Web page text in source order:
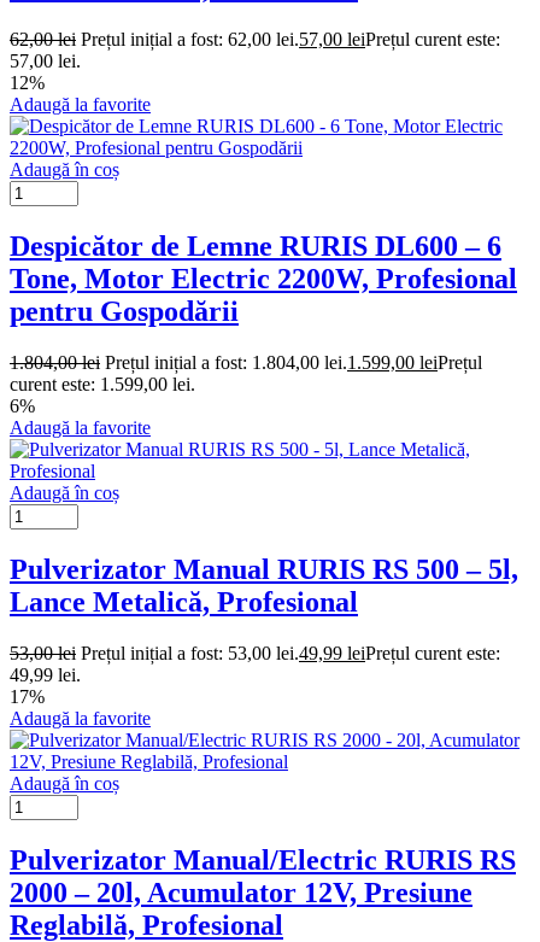
62,00lei Prețul inițial a fost: 62,00 lei.57,00 leiPrețul curent este:
57,00 lei.
12%
Adaugă la favorite
Adaugă în coș
Despicător de Lemne RURIS DL600 – 6
Tone, Motor Electric 2200W, Profesional
pentru Gospodării
1.804,00lei Prețul inițial a fost: 1.804,00 lei.1.599,00 leiPrețul
curent este: 1.599,00 lei.
6%
Adaugă la favorite
Adaugă în coș
Pulverizator Manual RURIS RS 500 – 5l,
Lance Metalică, Profesional
53,00lei Prețul inițial a fost: 53,00 lei.49,99 leiPrețul curent este:
49,99 lei.
17%
Adaugă la favorite
Adaugă în coș
Pulverizator Manual/Electric RURIS RS
2000 – 20l, Acumulator 12V, Presiune
Reglabilă, Profesional